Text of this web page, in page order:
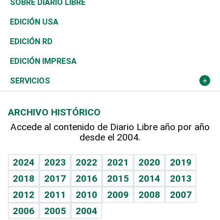
Reportajes
África
Ocenanía
Caribe
Resto del mundo
Vivienda
Telecom.
Global y variable
Economía personal
Buena Vida
Sociales
Novedades
Podcast Arte Libre
Hablando con el pediatra
Vida y familia
Eñe
Celebrando la vida
Sin complejos
Ciclismo
Tenis
Olimpismo
Más deportes
Línea de hit
TBT Deportivo
En Directo
El Espía
Noticiero Poteleche
Columnistas
Más firmas
Tecnología
Historia
Martes de tecnología
Cambio climático
Mundo
Economía
Revista
Deportes
Opinión
Hecho en casa
Guía del dinero
SOBRE DIARIO LIBRE
EDICIÓN USA
EDICIÓN RD
EDICIÓN IMPRESA
SERVICIOS
Cumpleaños
Horóscopos
Crucigramas
ARCHIVO HISTÓRICO
Accede al contenido de Diario Libre año por año
desde el 2004.
2024 2023 2022 2021 2020
2019
2018
2017 2016 2015 2014
2013
2012
2011 2010 2009 2008
2007
2006
2005 2004